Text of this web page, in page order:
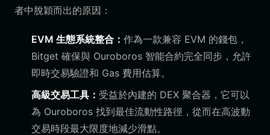
者中脫穎而出的原因：
EVM 生態系統整合： 作為一款兼容 EVM 的錢包，
Bitget 確保與 Ouroboros 智能合約完全同步，允許
即時交易驗證和 Gas 費用估算。
高級交易工具： 受益於內建的 DEX 聚合器，它可以
為 Ouroboros 找到最佳流動性路徑，從而在高波動
交易時段最大限度地減少滑點。